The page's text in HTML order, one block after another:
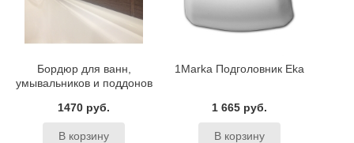
Бордюр для ванн,
умывальников и поддонов
1470 руб.
1Marka Подголовник Eka
1 665 руб.